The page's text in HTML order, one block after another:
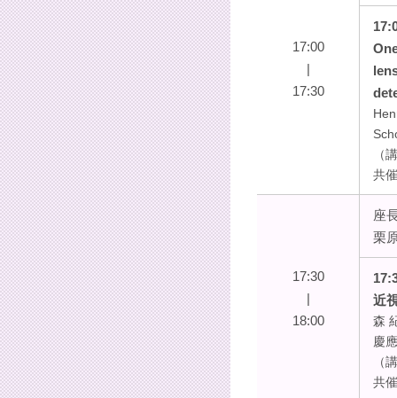
17:00
|
17:30
（
共
17:30
|
18:00
座
栗
近
森
慶
（
共